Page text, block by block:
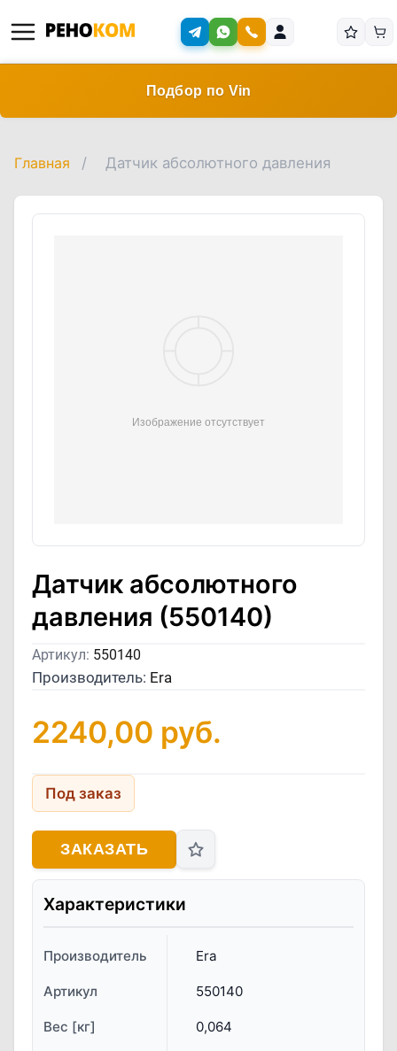
Подбор по Vin
Главная / Датчик абсолютного давления
Датчик абсолютного
давления (550140)
Артикул: 550140
Производитель: Era
2240,00 руб.
Под заказ
ЗАКАЗАТЬ
Характеристики
Производитель Era
Артикул 550140
Вес [кг] 0,064